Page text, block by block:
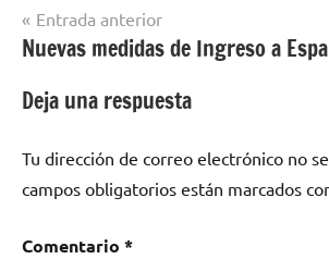
Navegación
de
entradas
Entrada anterior
Nuevas medidas de Ingreso a
Deja una respuesta
Tu dirección de correo electrónico no
campos obligatorios están marcados
Comentario *